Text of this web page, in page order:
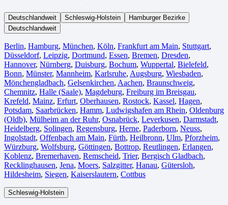
Deutschlandweit Schleswig-Holstein
Hamburger Bezirke
Deutschlandweit
Berlin⁠, Hamburg, München, Köln⁠, Frankfurt am Main, Stuttgart,
Düsseldorf, Leipzig, Dortmund, Essen, Bremen, Dresden,
Hannover, Nürnberg, Duisburg⁠, Bochum, Wuppertal⁠, Bielefeld⁠,
Bonn⁠, Münster⁠, Mannheim, Karlsruhe, Augsburg, Wiesbaden⁠,
Mönchengladbach⁠, Gelsenkirchen⁠, Aachen⁠, Braunschweig,
Chemnitz⁠, Halle (Saale)⁠, Magdeburg, Freiburg im Breisgau⁠,
Krefeld⁠, Mainz⁠, Erfurt, Oberhausen⁠, Rostock⁠, Kassel⁠, Hagen,
Potsdam, Saarbrücken⁠, Hamm, Ludwigshafen am Rhein⁠, Oldenburg
(Oldb), Mülheim an der Ruhr, Osnabrück⁠, Leverkusen, Darmstadt⁠,
Heidelberg, Solingen, Regensburg, Herne⁠, Paderborn, Neuss,
Ingolstadt, Offenbach am Main, Fürth⁠, Heilbronn, Ulm⁠, Pforzheim,
Würzburg, Wolfsburg⁠, Göttingen, Bottrop, Reutlingen, Erlangen⁠,
Koblenz, Bremerhaven⁠, Remscheid, Trier⁠, Bergisch Gladbach,
Recklinghausen, Jena⁠, Moers⁠, Salzgitter⁠, Hanau, Gütersloh,
Hildesheim⁠, Siegen⁠, Kaiserslautern⁠, Cottbus⁠
Schleswig-Holstein